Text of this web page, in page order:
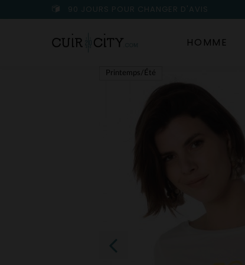
90 JOURS POUR CHANGER D'AVIS
HOMME
Printemps/Été